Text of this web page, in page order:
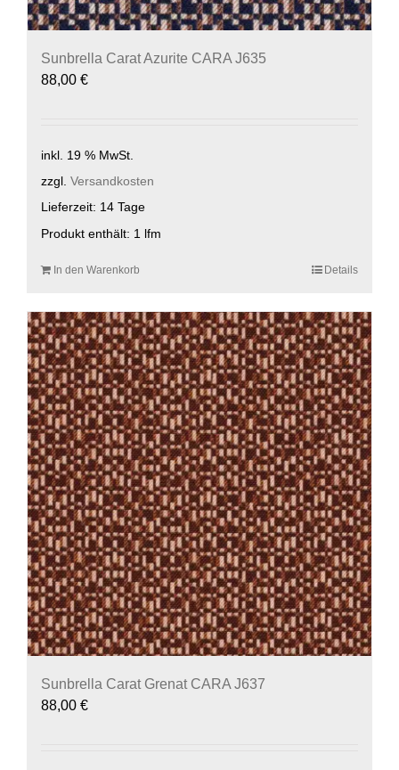
Sunbrella Carat Azurite CARA J635
88,00 €
inkl. 19 % MwSt.
zzgl. Versandkosten
Lieferzeit: 14 Tage
Produkt enthält: 1 lfm
In den Warenkorb Details
Sunbrella Carat Grenat CARA J637
88,00 €